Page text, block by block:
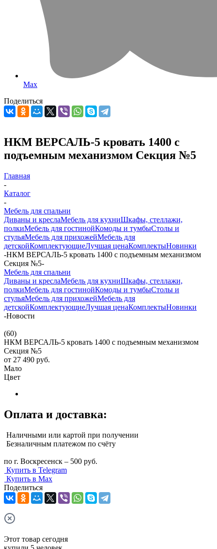
Max
Поделиться
НКМ ВЕРСАЛЬ-5 кровать 1400 с
подъемным механизмом Секция №5
Главная
-
Каталог
-
Мебель для спальни
Диваны и креслаМебель для кухниШкафы, стеллажи,
полкиМебель для гостинойКомоды и тумбыСтолы и
стульяМебель для прихожейМебель для
детскойКомплектующиеЛучшая ценаКомплектыНовинки
-НКМ ВЕРСАЛЬ-5 кровать 1400 с подъемным механизмом
Секция №5-
Мебель для спальни
Диваны и креслаМебель для кухниШкафы, стеллажи,
полкиМебель для гостинойКомоды и тумбыСтолы и
стульяМебель для прихожейМебель для
детскойКомплектующиеЛучшая ценаКомплектыНовинки
-Новости
(60)
НКМ ВЕРСАЛЬ-5 кровать 1400 с подъемным механизмом
Секция №5
от 27 490 руб.
Мало
Цвет
Оплата и доставка:
Наличными или картой при получении
Безналичным платежом по счёту
по г. Воскресенск – 500 руб.
Купить в Telegram
Купить в Max
Поделиться
Этот товар сегодня